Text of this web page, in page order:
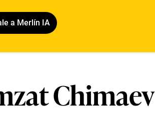
a Merlín IA
Chimaev